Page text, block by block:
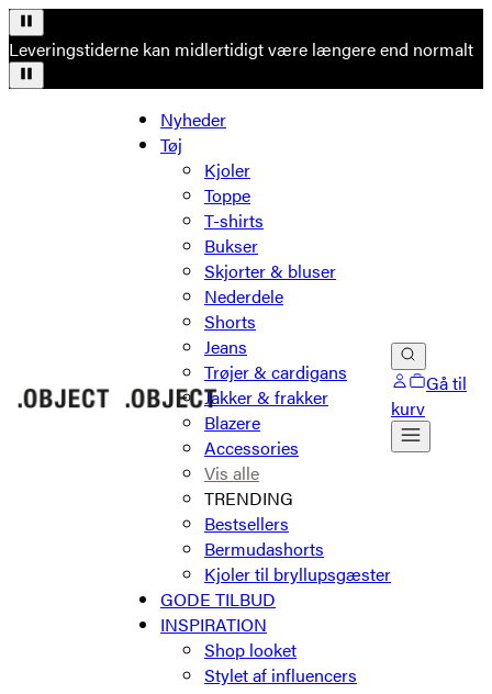
Leveringstiderne kan midlertidigt være længere end normalt
Nyheder
Tøj
Kjoler
Toppe
T-shirts
Bukser
Skjorter & bluser
Nederdele
Shorts
Jeans
Trøjer & cardigans
Jakker & frakker
Blazere
Accessories
Vis alle
TRENDING
Bestsellers
Bermudashorts
Kjoler til bryllupsgæster
GODE TILBUD
INSPIRATION
Shop looket
Stylet af influencers
Gå til
kurv